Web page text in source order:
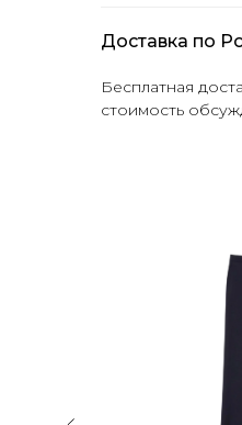
Доставка по
Бесплатная
стоимость